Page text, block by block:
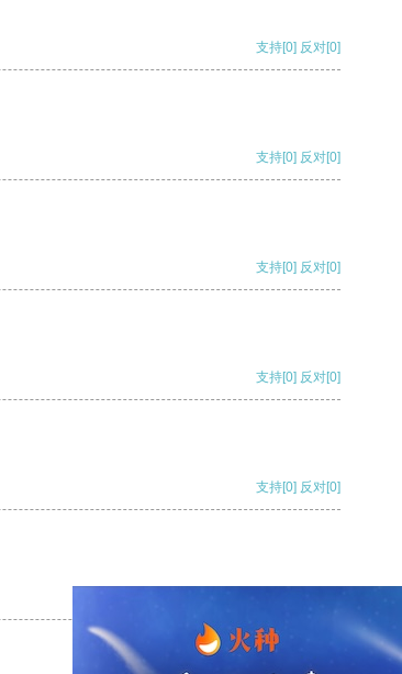
支持[0] 反对[0]
支持[0] 反对[0]
支持[0] 反对[0]
支持[0] 反对[0]
支持[0] 反对[0]